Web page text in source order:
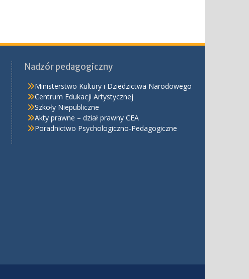
Nadzór pedagogiczny
Ministerstwo Kultury i Dziedzictwa Narodowego
Centrum Edukacji Artystycznej
Szkoły Niepubliczne
Akty prawne – dział prawny CEA
Poradnictwo Psychologiczno-Pedagogiczne